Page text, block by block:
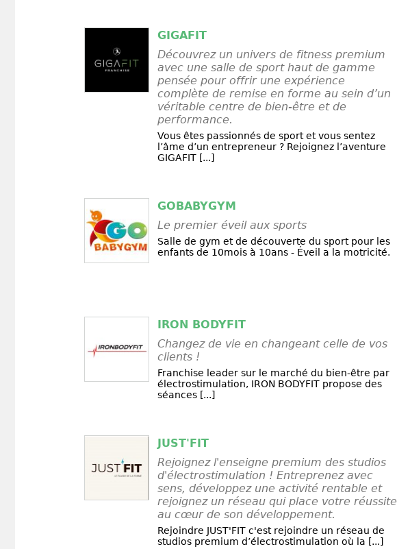
GIGAFIT
Découvrez un univers de fitness premium
avec une salle de sport haut de gamme
pensée pour offrir une expérience
complète de remise en forme au sein d’un
véritable centre de bien-être et de
performance.
Vous êtes passionnés de sport et vous sentez
l’âme d’un entrepreneur ? Rejoignez l’aventure
GIGAFIT [...]
GOBABYGYM
Le premier éveil aux sports
Salle de gym et de découverte du sport pour les
enfants de 10mois à 10ans - Éveil a la motricité.
IRON BODYFIT
Changez de vie en changeant celle de vos
clients !
Franchise leader sur le marché du bien-être par
électrostimulation, IRON BODYFIT propose des
séances [...]
JUST'FIT
Rejoignez l'enseigne premium des studios
d'électrostimulation ! Entreprenez avec
sens, développez une activité rentable et
rejoignez un réseau qui place votre réussite
au cœur de son développement.
Rejoindre JUST'FIT c'est rejoindre un réseau de
studios premium d’électrostimulation où la [...]